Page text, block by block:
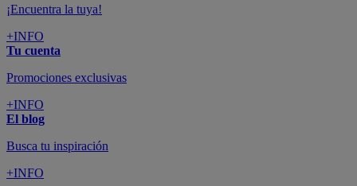
¡Encuentra la tuya!
+INFO
Tu cuenta
Promociones exclusivas
+INFO
El blog
Busca tu inspiración
+INFO